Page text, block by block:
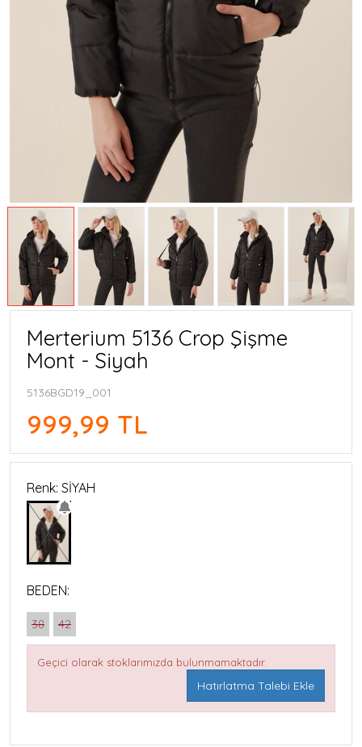
Merterium 5136 Crop Şişme
Mont - Siyah
5136BGD19_001
999,99 TL
Renk: SİYAH
BEDEN:
38 42
Geçici olarak stoklarımızda bulunmamaktadır.
Hatırlatma Talebi Ekle